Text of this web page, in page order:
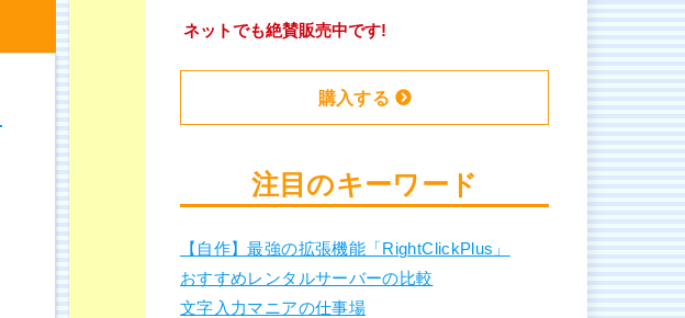
ネットでも絶賛販売中です!
購入する
注目のキーワード
【自作】最強の拡張機能「RightClickPlus」
おすすめレンタルサーバーの比較
文字入力マニアの仕事場